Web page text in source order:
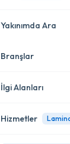
Onikişubat
Yakınımda Ara
Konumuma yakın
Branşlar
Diş Hekimi
İlgi Alanları
Hizmetler